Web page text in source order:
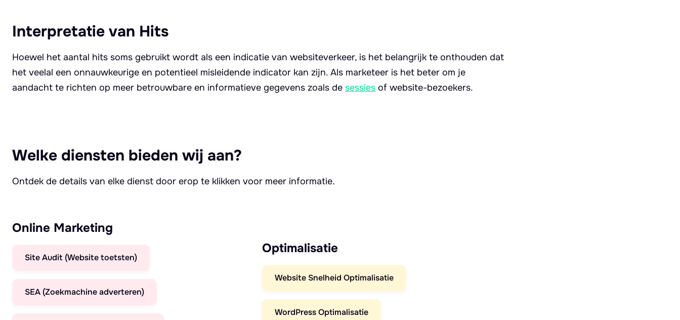
Interpretatie van Hits
Hoewel het aantal hits soms gebruikt wordt als een indicatie van websiteverkeer, is het belangrijk te onthouden dat
het veelal een onnauwkeurige en potentieel misleidende indicator kan zijn. Als marketeer is het beter om je
aandacht te richten op meer betrouwbare en informatieve gegevens zoals de sessies of website-bezoekers.
Welke diensten bieden wij aan?
Ontdek de details van elke dienst door erop te klikken voor meer informatie.
Online Marketing
Site Audit (Website toetsten)
SEA (Zoekmachine adverteren)
Optimalisatie
Website Snelheid Optimalisatie
WordPress Optimalisatie